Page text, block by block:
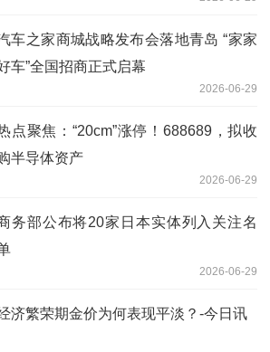
车之家商城战略发布会落地青岛 “家家
车”全国招商正式启幕
2026-06-29
点聚焦：“20cm”涨停！688689，拟收
半导体资产
2026-06-29
务部公布将20家日本实体列入关注名
2026-06-29
济繁荣期金价为何表现平淡？-今日讯